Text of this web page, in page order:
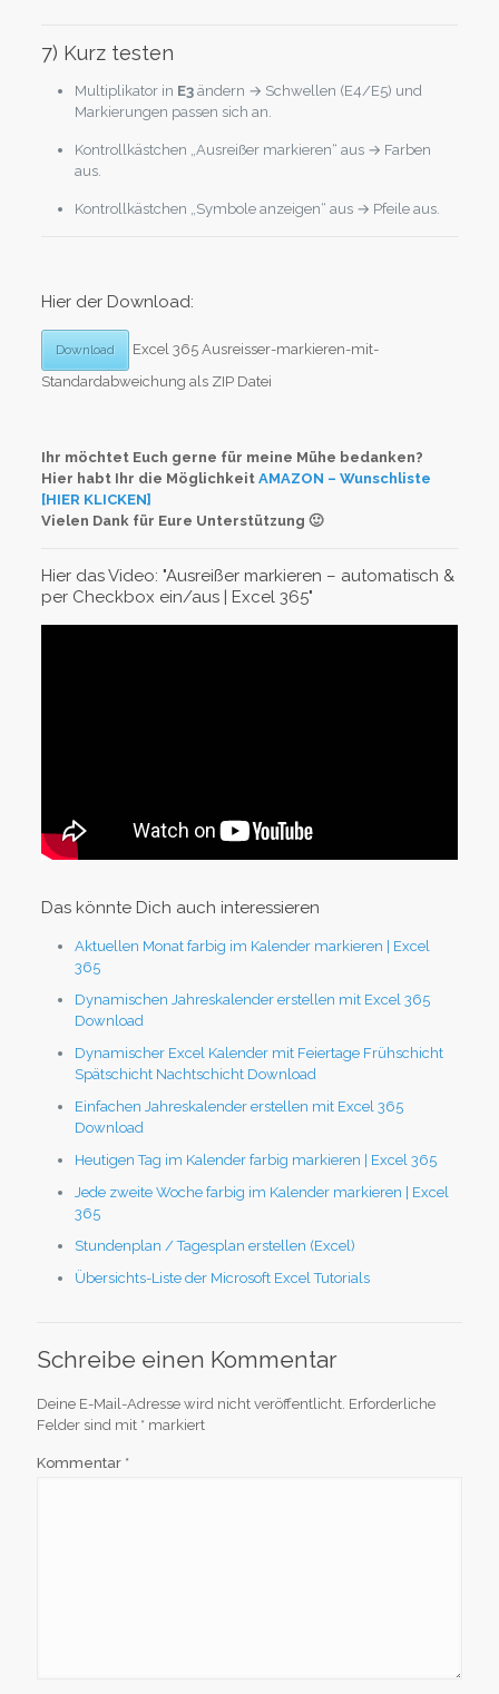
7) Kurz testen
Multiplikator in E3ändern → Schwellen (E4/E5) und
Markierungen passen sich an.
Kontrollkästchen „Ausreißer markieren“ aus → Farben
aus.
Kontrollkästchen „Symbole anzeigen“ aus → Pfeile aus.
Hier der Download:
Download
Excel 365 Ausreisser-markieren-mit-
Standardabweichung als ZIP Datei
Ihr möchtet Euch gerne für meine Mühe bedanken?
Hier habt Ihr die Möglichkeit AMAZON – Wunschliste
[HIER KLICKEN]
Vielen Dank für Eure Unterstützung 🙂
Hier das Video: "Ausreißer markieren – automatisch &
per Checkbox ein/aus | Excel 365"
Das könnte Dich auch interessieren
Aktuellen Monat farbig im Kalender markieren | Excel
365
Dynamischen Jahreskalender erstellen mit Excel 365
Download
Dynamischer Excel Kalender mit Feiertage Frühschicht
Spätschicht Nachtschicht Download
Einfachen Jahreskalender erstellen mit Excel 365
Download
Heutigen Tag im Kalender farbig markieren | Excel 365
Jede zweite Woche farbig im Kalender markieren | Excel
365
Stundenplan / Tagesplan erstellen (Excel)
Übersichts-Liste der Microsoft Excel Tutorials
Schreibe einen Kommentar
Deine E-Mail-Adresse wird nicht veröffentlicht. Erforderliche
Felder sind mit * markiert
Kommentar *